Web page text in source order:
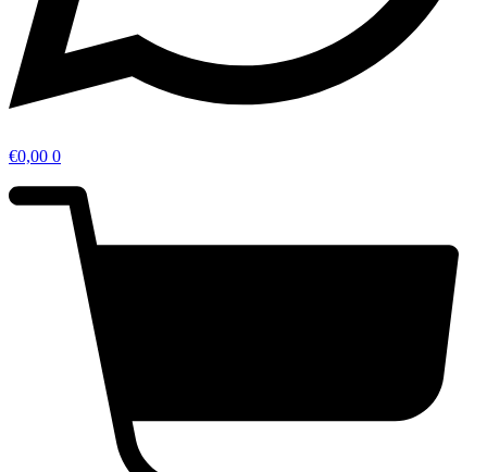
€0,00 0